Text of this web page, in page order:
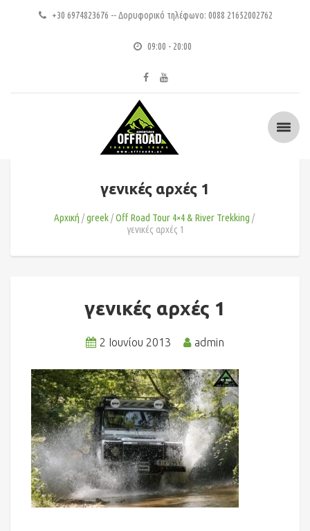
+30 6974823676 -- Δορυφορικό τηλέφωνο: 0088 21652002762
09:00 - 20:00
γενικές αρχές 1
Αρχική greek
Οff Road Tour 4×4 & River Trekking
γενικές αρχές 1
γενικές αρχές 1
2 Ιουνίου 2013 admin